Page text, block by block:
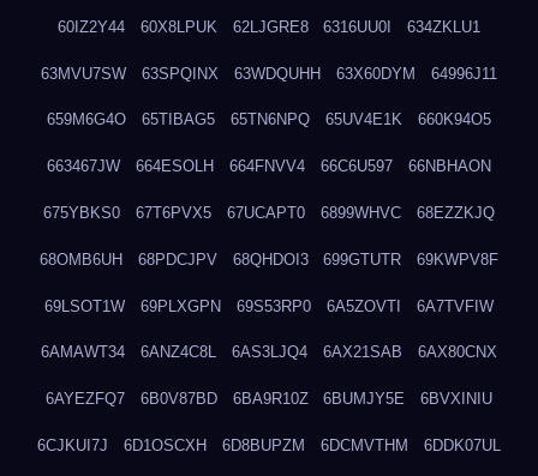
60IZ2Y44 60X8LPUK 62LJGRE8 6316UU0I 634ZKLU1
63MVU7SW 63SPQINX 63WDQUHH 63X60DYM 64996J11
659M6G4O 65TIBAG5 65TN6NPQ 65UV4E1K 660K94O5
663467JW 664ESOLH 664FNVV4 66C6U597 66NBHAON
675YBKS0 67T6PVX5 67UCAPT0 6899WHVC 68EZZKJQ
68OMB6UH 68PDCJPV 68QHDOI3 699GTUTR 69KWPV8F
69LSOT1W 69PLXGPN 69S53RP0 6A5ZOVTI 6A7TVFIW
6AMAWT34 6ANZ4C8L 6AS3LJQ4 6AX21SAB 6AX80CNX
6AYEZFQ7 6B0V87BD 6BA9R10Z 6BUMJY5E 6BVXINIU
6CJKUI7J 6D1OSCXH 6D8BUPZM 6DCMVTHM 6DDK07UL